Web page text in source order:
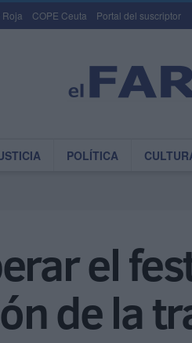
Roja COPE Ceuta Portal del suscriptor
POLÍTICA
el
de la